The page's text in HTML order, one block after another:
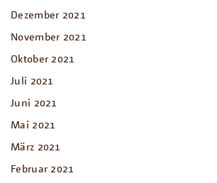
Dezember 2021
November 2021
Oktober 2021
Juli 2021
Juni 2021
Mai 2021
März 2021
Februar 2021